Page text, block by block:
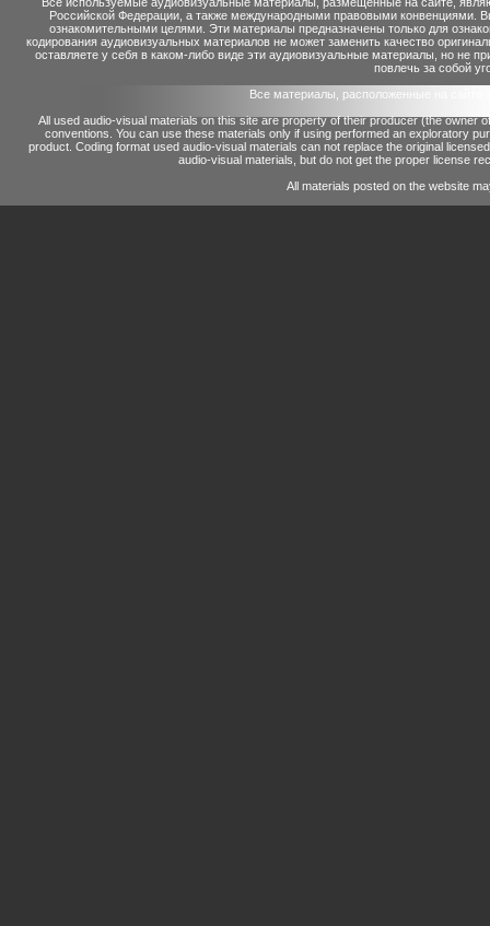
Российской Федерации, а также международными правовыми конвенциями.
ознакомительными целями. Эти материалы предназначены только для
кодирования аудиовизуальных материалов не может заменить качество
оставляете у себя в каком-либо виде эти аудиовизуальные материалы, но не
повлечь за собой
Все материалы, расположенные на сайте
All used audio-visual materials on this site are property of their producer (the owner
conventions. You can use these materials only if using performed an exploratory
product. Coding format used audio-visual materials can not replace the original
audio-visual materials, but do not get the proper license
All materials posted on the website